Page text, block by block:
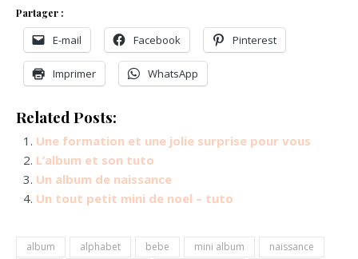
Partager :
E-mail Facebook Pinterest
Imprimer WhatsApp
Related Posts:
Une formation et une jolie surprise pour vous
L’album et son tuto
Un album de naissance
Un tout petit mini de noel – tuto
album alphabet bebe mini album
naissance